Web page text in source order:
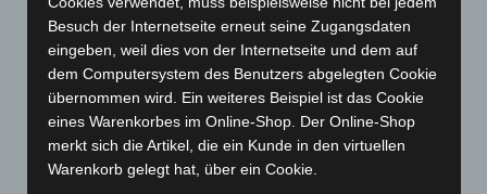
August 2024(107)
Juli 2024(89)
Juni 2024(107)
Mai 2024(149)
April 2024
(102)
Besuch der Internetseite erneut seine Zugangsdaten
eingeben, weil dies von der Internetseite und dem auf
dem Computersystem des Benutzers abgelegten Cookie
übernommen wird. Ein weiteres Beispiel ist das Cookie
eines Warenkorbes im Online-Shop. Der Online-Shop
merkt sich die Artikel, die ein Kunde in den virtuellen
Warenkorb gelegt hat, über ein Cookie.